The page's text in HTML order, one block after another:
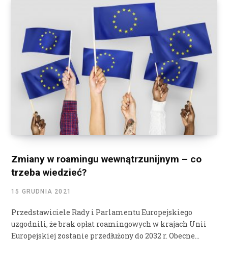
Zmiany w roamingu wewnątrzunijnym – co
trzeba wiedzieć?
15 GRUDNIA 2021
Przedstawiciele Rady i Parlamentu Europejskiego
uzgodnili, że brak opłat roamingowych w krajach Unii
Europejskiej zostanie przedłużony do 2032 r. Obecne…